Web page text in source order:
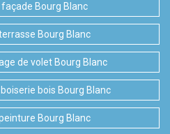
Bourg Blanc
Bourg Blanc
de volet Bourg Blanc
bois Bourg Blanc
Bourg Blanc